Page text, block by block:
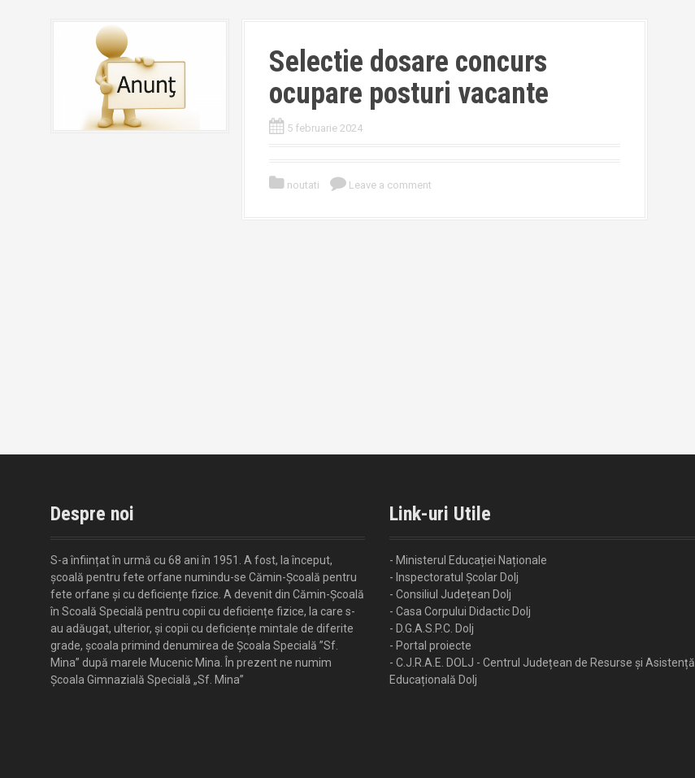
Selectie dosare concurs
ocupare posturi vacante
5 februarie 2024
noutati Leave a comment
Despre noi
S-a înființat în urmă cu 68 ani în 1951. A fost, la început,
școală pentru fete orfane numindu-se Cămin-Școală pentru
fete orfane și cu deficiențe fizice. A devenit din Cămin-Școală
în Scoală Specială pentru copii cu deficiențe fizice, la care s-
au adăugat, ulterior, și copii cu deficiențe mintale de diferite
grade, școala primind denumirea de Școala Specială ”Sf.
Mina” după marele Mucenic Mina. În prezent ne numim
Școala Gimnazială Specială „Sf. Mina”
Link-uri Utile
- Ministerul Educației Naționale
- Inspectoratul Școlar Dolj
- Consiliul Județean Dolj
- Casa Corpului Didactic Dolj
- D.G.A.S.P.C. Dolj
- Portal proiecte
- C.J.R.A.E. DOLJ - Centrul Județean de Resurse și Asistență
Educațională Dolj